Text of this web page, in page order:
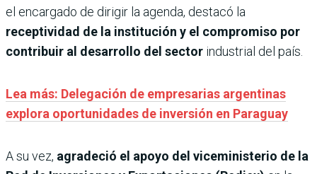
el encargado de dirigir la agenda, destacó la
receptividad de la institución y el compromiso por
contribuir al desarrollo del sector industrial del país.
Lea más: Delegación de empresarias argentinas
explora oportunidades de inversión en Paraguay
A su vez, agradeció el apoyo del viceministerio de la